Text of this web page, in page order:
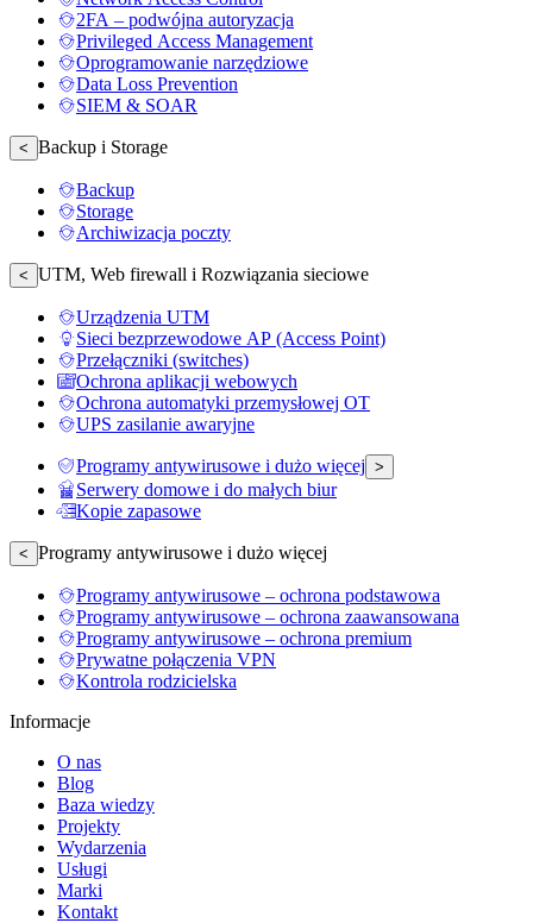
2FA – podwójna autoryzacja
Privileged Access Management
Oprogramowanie narzędziowe
Data Loss Prevention
SIEM & SOAR
< Backup i Storage
Backup
Storage
Archiwizacja poczty
< UTM, Web firewall i Rozwiązania sieciowe
Urządzenia UTM
Sieci bezprzewodowe AP (Access Point)
Przełączniki (switches)
Ochrona aplikacji webowych
Ochrona automatyki przemysłowej OT
UPS zasilanie awaryjne
Programy antywirusowe i dużo więcej >
Serwery domowe i do małych biur
Kopie zapasowe
< Programy antywirusowe i dużo więcej
Programy antywirusowe – ochrona podstawowa
Programy antywirusowe – ochrona zaawansowana
Programy antywirusowe – ochrona premium
Prywatne połączenia VPN
Kontrola rodzicielska
Informacje
O nas
Blog
Baza wiedzy
Projekty
Wydarzenia
Usługi
Marki
Kontakt